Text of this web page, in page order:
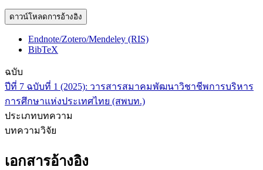
ดาวน์โหลดการอ้างอิง
Endnote/Zotero/Mendeley (RIS)
BibTeX
ฉบับ
ปีที่ 7 ฉบับที่ 1 (2025): วารสารสมาคมพัฒนาวิชาชีพการบริหาร
การศึกษาแห่งประเทศไทย (สพบท.)
ประเภทบทความ
บทความวิจัย
เอกสารอ้างอิง